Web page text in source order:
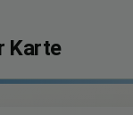
Karte